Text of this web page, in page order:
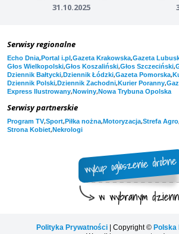
31.10.2025
Serwisy regionalne
Echo Dnia,Portal i.pl,Gazeta Krakowska,Gazeta
Głos Wielkopolski,Głos Koszaliński,Głos Szczeciński,
Dziennik Bałtycki,Dziennik Łódzki,Gazeta Pomorska,
Dziennik Polski,Dziennik Zachodni,Kurier Poranny,
Express Ilustrowany,Nowiny,Nowa Trybuna Opolska
Serwisy partnerskie
Program TV,Sport,Piłka nożna,Motoryzacja,Strefa Agro
Strona Kobiet,Nekrologi
Polityka Prywatności | Copyright © Polska